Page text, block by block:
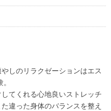
しのリラクゼーションはエス
てくれる心地良いストレッチ
違った身体のバランスを整え